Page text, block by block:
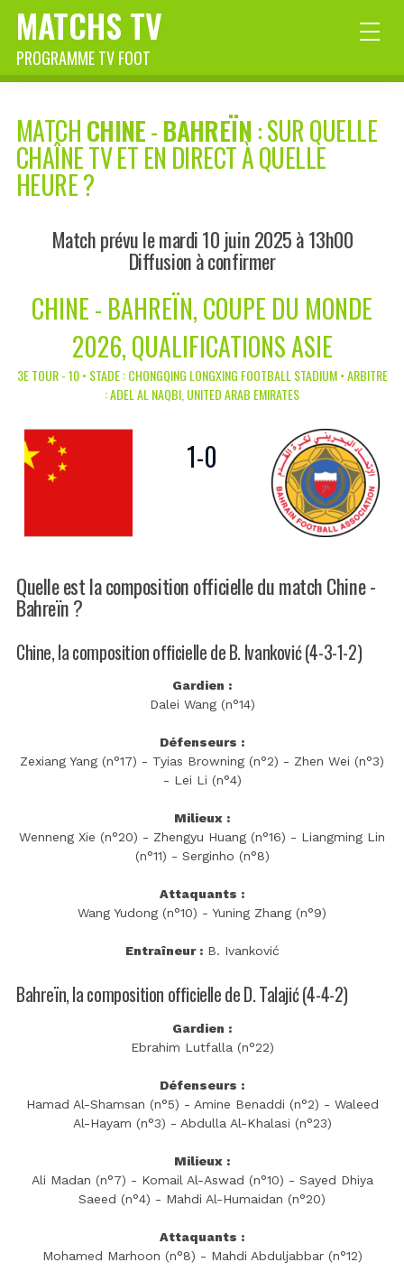
MATCHS TV
PROGRAMME TV FOOT
MATCHCHINE-BAHREÏN: SUR QUELLE
CHAÎNE TV ET EN DIRECT À QUELLE
HEURE ?
Match prévu le mardi 10 juin 2025 à 13h00
Diffusion à confirmer
CHINE - BAHREÏN, COUPE DU MONDE
2026, QUALIFICATIONS ASIE
3E TOUR - 10 • STADE : CHONGQING LONGXING FOOTBALL STADIUM • ARBITRE
: ADEL AL NAQBI, UNITED ARAB EMIRATES
1-0
Quelle est la composition officielle du match Chine -
Bahreïn ?
Chine, la composition officielle de B. Ivanković (4-3-1-2)
Gardien :
Dalei Wang (n°14)
Défenseurs :
Zexiang Yang (n°17) - Tyias Browning (n°2) - Zhen Wei (n°3)
- Lei Li (n°4)
Milieux :
Wenneng Xie (n°20) - Zhengyu Huang (n°16) - Liangming Lin
(n°11) - Serginho (n°8)
Attaquants :
Wang Yudong (n°10) - Yuning Zhang (n°9)
Entraîneur :B. Ivanković
Bahreïn, la composition officielle de D. Talajić (4-4-2)
Gardien :
Ebrahim Lutfalla (n°22)
Défenseurs :
Hamad Al-Shamsan (n°5) - Amine Benaddi (n°2) - Waleed
Al-Hayam (n°3) - Abdulla Al-Khalasi (n°23)
Milieux :
Ali Madan (n°7) - Komail Al-Aswad (n°10) - Sayed Dhiya
Saeed (n°4) - Mahdi Al-Humaidan (n°20)
Attaquants :
Mohamed Marhoon (n°8) - Mahdi Abduljabbar (n°12)